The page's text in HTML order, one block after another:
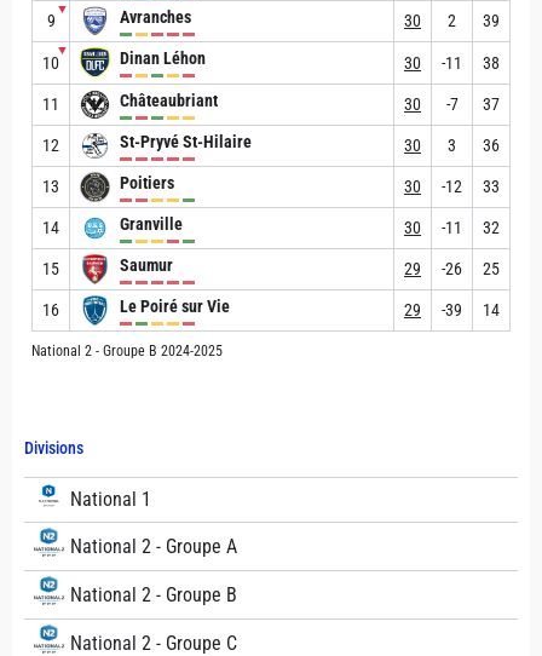
Divisions
National 1
National 2 - Groupe A
National 2 - Groupe B
National 2 - Groupe C
9
▼ Avranches 30 2 39
10
▼ Dinan Léhon 30 -11 38
11 Châteaubriant 30 -7 37
12 St-Pryvé St-Hilaire 30 3 36
13 Poitiers 30 -12 33
14 Granville 30 -11 32
15 Saumur 29 -26 25
16 Le Poiré sur Vie 29 -39 14
National 2 - Groupe B 2024-2025